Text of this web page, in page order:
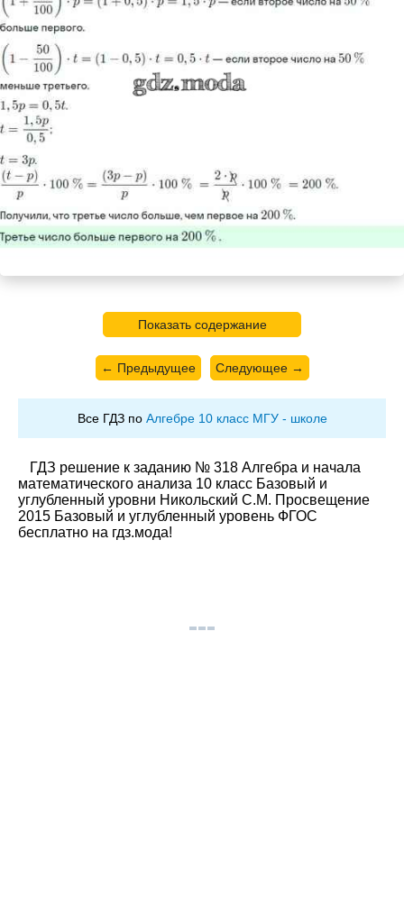
Показать содержание
← Предыдущее Следующее →
Все ГДЗ по Алгебре 10 класс МГУ - школе
ГДЗ решение к заданию № 318 Алгебра и начала
математического анализа 10 класс Базовый и
углубленный уровни Никольский С.М. Просвещение
2015 Базовый и углубленный уровень ФГОС
бесплатно на гдз.мода!